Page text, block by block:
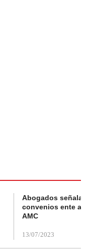
Abogados
convenios ente
AMC
13/07/2023